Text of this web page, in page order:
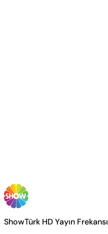
ShowTürk HD Yayın Frekansı